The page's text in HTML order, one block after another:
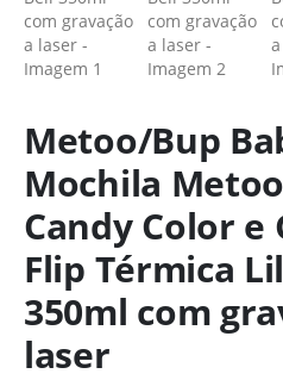
Metoo/Bup
Mochila
Candy Color e
Flip Térmica
350ml com
laser